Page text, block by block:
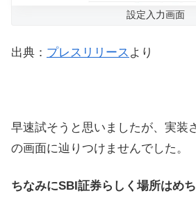
設定入力画面
出典： プレスリリース より
早速試そうと思いましたが、実装
の画面に辿りつけませんでした。
ちなみにSBI証券らしく場所はめ